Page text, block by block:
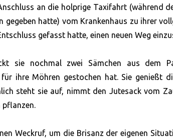
an die holprige Taxifahrt (während
gegeben hatte) vom Krankenhaus zu ihrer
gefasst hatte, einen neuen Weg
sie nochmal zwei Sämchen aus dem
ihre Möhren gestochen hat. Sie genießt
steht sie auf, nimmt den Jutesack vom
pflanzen.
Weckruf, um die Brisanz der eigenen